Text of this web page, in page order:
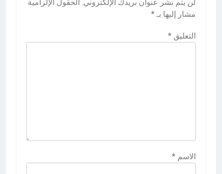
لن يتم نشر عنوان بريدك الإلكتروني. الحقول الإلزامية
مشار إليها بـ *
التعليق *
الاسم *